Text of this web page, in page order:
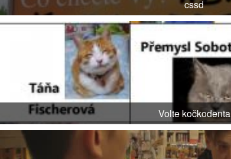
cssd
Volte kočkodenta